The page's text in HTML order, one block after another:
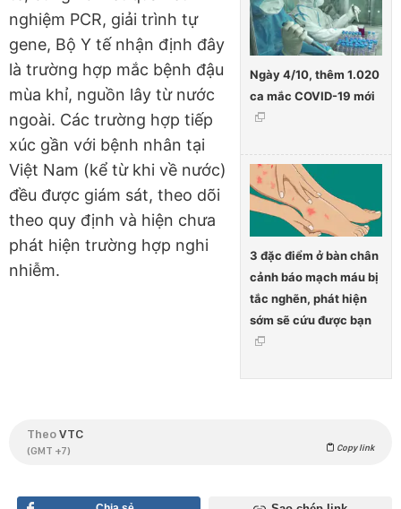
Ngày 4/10, thêm 1.020
ca mắc COVID-19 mới
3 đặc điểm ở bàn chân
cảnh báo mạch máu bị
tắc nghẽn, phát hiện
sớm sẽ cứu được bạn
nghiệm PCR, giải trình tự
gene, Bộ Y tế nhận định đây
là trường hợp mắc bệnh đậu
mùa khỉ, nguồn lây từ nước
ngoài. Các trường hợp tiếp
xúc gần với bệnh nhân tại
Việt Nam (kể từ khi về nước)
đều được giám sát, theo dõi
theo quy định và hiện chưa
phát hiện trường hợp nghi
nhiễm.
TheoVTC
(GMT +7) Copy link